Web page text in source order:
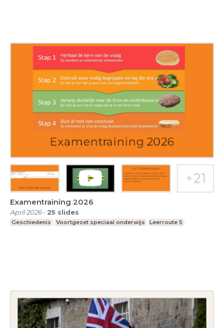
Examentraining 2026
April 2026- 25 slides
Geschiedenis Voortgezet speciaal onderwijs Leerroute 5